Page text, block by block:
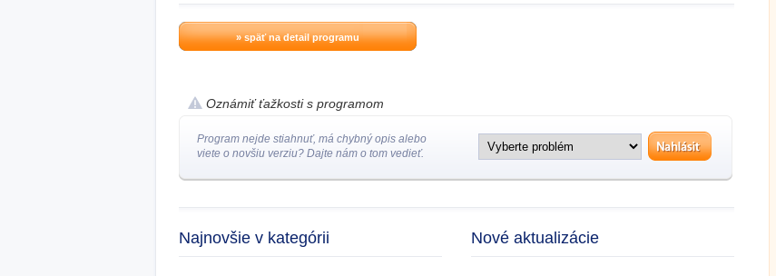
» späť na detail programu
Oznámiť ťažkosti s programom
Program nejde stiahnuť, má chybný opis alebo
viete o novšiu verziu? Dajte nám o tom vedieť.
Najnovšie v kategórii Nové aktualizácie